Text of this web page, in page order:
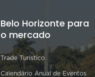
Belo Horizonte para
o mercado
Trade Turístico
Calendário Anual de Eventos